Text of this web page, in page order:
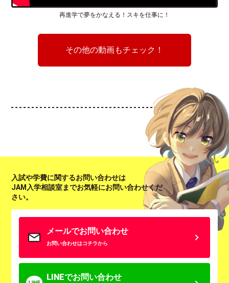
再進学で夢をかなえる！スキを仕事に！
その他の動画もチェック！
入試や学費に関するお問い合わせは
JAM入学相談室までお気軽にお問い合わせくだ
さい。
メールでお問い合わせ
お問い合わせはコチラから
LINEでお問い合わせ